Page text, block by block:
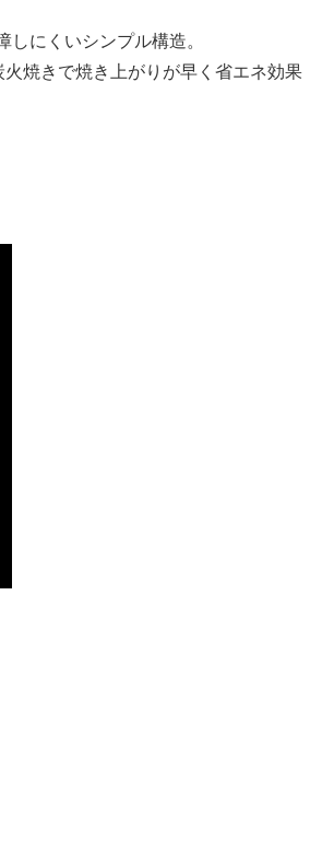
にくいシンプル構造。
焼きで焼き上がりが早く省エネ効果